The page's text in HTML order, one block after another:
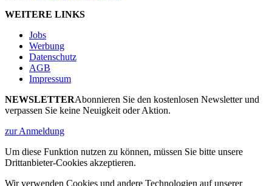
WEITERE LINKS
Jobs
Werbung
Datenschutz
AGB
Impressum
NEWSLETTERAbonnieren Sie den kostenlosen Newsletter und
verpassen Sie keine Neuigkeit oder Aktion.
zur Anmeldung
Um diese Funktion nutzen zu können, müssen Sie bitte unsere
Drittanbieter-Cookies akzeptieren.
Wir verwenden Cookies und andere Technologien auf unserer